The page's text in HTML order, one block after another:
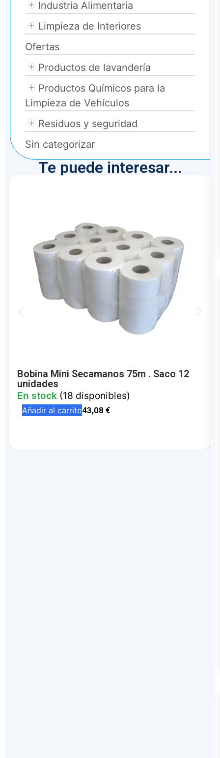
Industria Alimentaria
Limpieza de Interiores
Ofertas
Productos de lavandería
Productos Químicos para la
Limpieza de Vehículos
Residuos y seguridad
Sin categorizar
Te puede interesar...
Bobina Mini Secamanos 75m . Saco 12
unidades
En stock (18 disponibles)
Añadir al carrito43,08 €